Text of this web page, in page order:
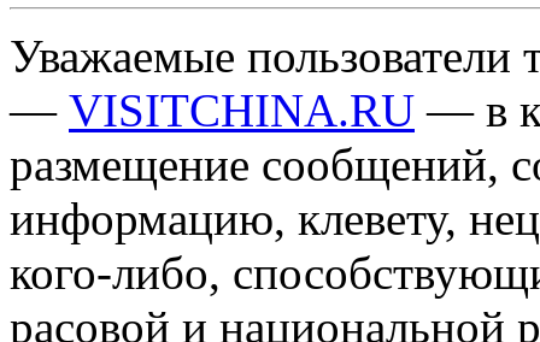
Уважаемые пользователи
— VISITCHINA.RU — в
размещение сообщений,
информацию, клевету,
кого-либо,
расовой и национальной